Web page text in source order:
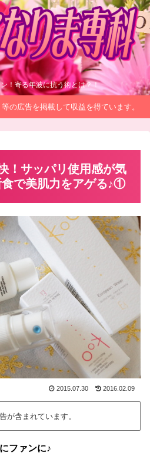
！寄る年波に抗う術とは？！
の広告を掲載して収益を得ています。
！サッパリ使用感が気
で美肌力をアゲる♪①
2015.07.30 2016.02.09
が含まれています。
ファンに♪